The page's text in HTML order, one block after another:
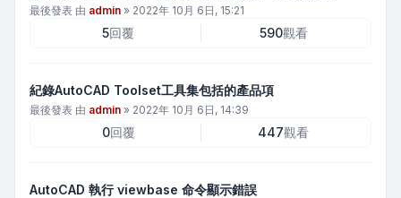
最後發表 由 admin » 2022年 10月 6日, 15:21
5回覆 590觀看
紀錄AutoCAD Toolset工具集包括的產品項
最後發表 由 admin » 2022年 10月 6日, 14:39
0回覆 447觀看
AutoCAD 執行 viewbase 命令顯示錯誤